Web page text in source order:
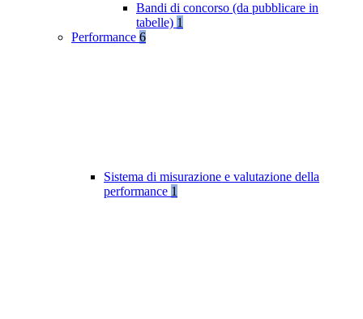
Bandi di concorso (da pubblicare in
tabelle) 1
Performance 6
Sistema di misurazione e valutazione della
performance 1